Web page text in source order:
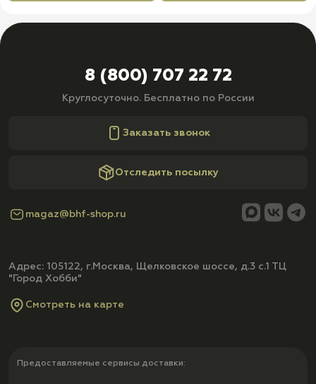
8 (800) 707 22 72
Круглосуточно. Бесплатно по России
Заказать звонок
Отследить посылку
magaz@bhf-shop.ru
Адрес: 105122, г.Москва, Щелковское шоссе, д.3 с.1 ТЦ
"Город Хобби"
Смотреть на карте
Предоставляемые сервисы доставки: